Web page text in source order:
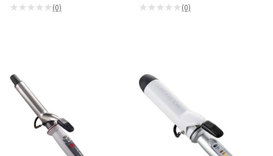
★★★★★(0) ★★★★★(0)